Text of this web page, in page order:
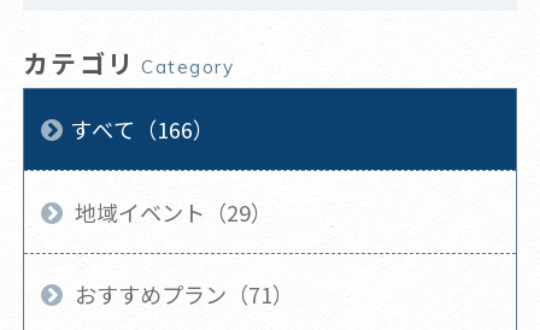
カテゴリ Category
すべて（166）
地域イベント（29）
おすすめプラン（71）